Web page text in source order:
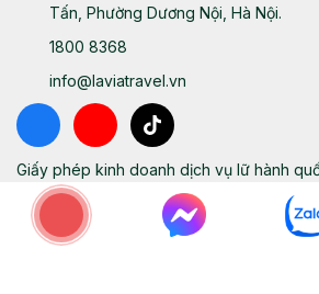
Tấn, Phường Dương Nội, Hà Nội.
1800 8368
info@laviatravel.vn
Giấy phép kinh doanh dịch vụ lữ hành
TOUR OPERATOR LICENCE số Số GP/No.:
3035/2025/CDLQGVN-GPLHQT